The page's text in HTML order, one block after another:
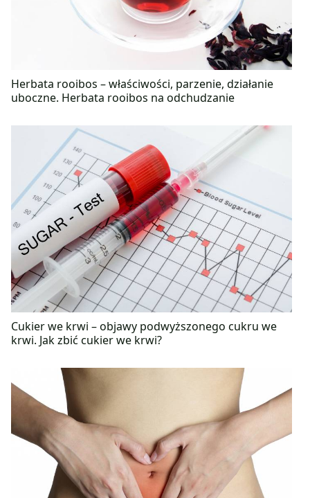
Herbata rooibos – właściwości, parzenie, działanie
uboczne. Herbata rooibos na odchudzanie
Cukier we krwi – objawy podwyższonego cukru we
krwi. Jak zbić cukier we krwi?